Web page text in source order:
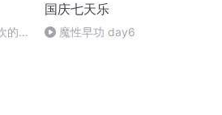
的
国庆七天乐
魔性早功 day6